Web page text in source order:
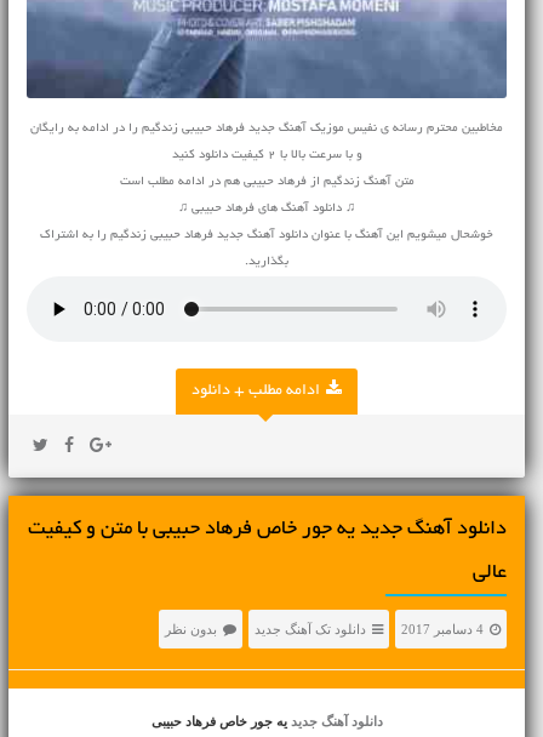
مخاطبین محترم رسانه ی نفیس موزیک آهنگ جدید فرهاد حبیبی زندگیم را در ادامه به رایگان
و با سرعت بالا با 2 کیفیت دانلود کنید
متن آهنگ زندگیم از فرهاد حبیبی هم در ادامه مطلب است
♫ دانلود آهنگ های فرهاد حبیبی ♫
خوشحال میشویم این آهنگ با عنوان دانلود آهنگ جدید فرهاد حبیبی زندگیم را به اشتراک
بگذارید.
ادامه مطلب + دانلود
دانلود آهنگ جديد یه جور خاص فرهاد حبیبی با متن و کیفیت
عالی
4 دسامبر 2017 دانلود تک آهنگ جدید بدون نظر
دانلود آهنگ جدید یه جور خاص فرهاد حبیبی